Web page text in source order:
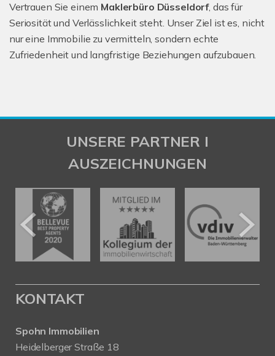
Vertrauen Sie einem Maklerbüro Düsseldorf, das für
Seriosität und Verlässlichkeit steht. Unser Ziel ist es, nicht
nur eine Immobilie zu vermitteln, sondern echte
Zufriedenheit und langfristige Beziehungen aufzubauen.
UNSERE PARTNER I
AUSZEICHNUNGEN
KONTAKT
Spohn Immobilien
Heidelberger Straße 18